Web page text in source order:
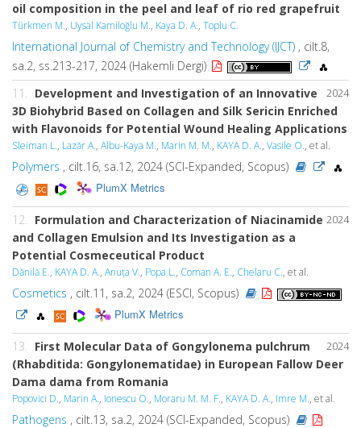
oil composition in the peel and leaf of rio red grapefruit
Türkmen M., Uysal Kamiloğlu M., Kaya D. A., Toplu C.
International Journal of Chemistry and Technology (IJCT) , cilt.8,
sa.2, ss.213-217, 2024 (Hakemli Dergi)
2024
11. Development and Investigation of an Innovative
3D Biohybrid Based on Collagen and Silk Sericin Enriched
with Flavonoids for Potential Wound Healing Applications
Sleiman L., Lazăr A., Albu-Kaya M., Marin M. M., KAYA D. A., Vasile O., et al.
Polymers , cilt.16, sa.12, 2024 (SCI-Expanded, Scopus)
PlumX Metrics
2024
12. Formulation and Characterization of Niacinamide
and Collagen Emulsion and Its Investigation as a
Potential Cosmeceutical Product
Dănilă E., KAYA D. A., Anuța V., Popa L., Coman A. E., Chelaru C., et al.
Cosmetics , cilt.11, sa.2, 2024 (ESCI, Scopus)
PlumX Metrics
2024
13. First Molecular Data of Gongylonema pulchrum
(Rhabditida: Gongylonematidae) in European Fallow Deer
Dama dama from Romania
Popovici D., Marin A., Ionescu O., Moraru M. M. F., KAYA D. A., Imre M., et al.
Pathogens , cilt.13, sa.2, 2024 (SCI-Expanded, Scopus)